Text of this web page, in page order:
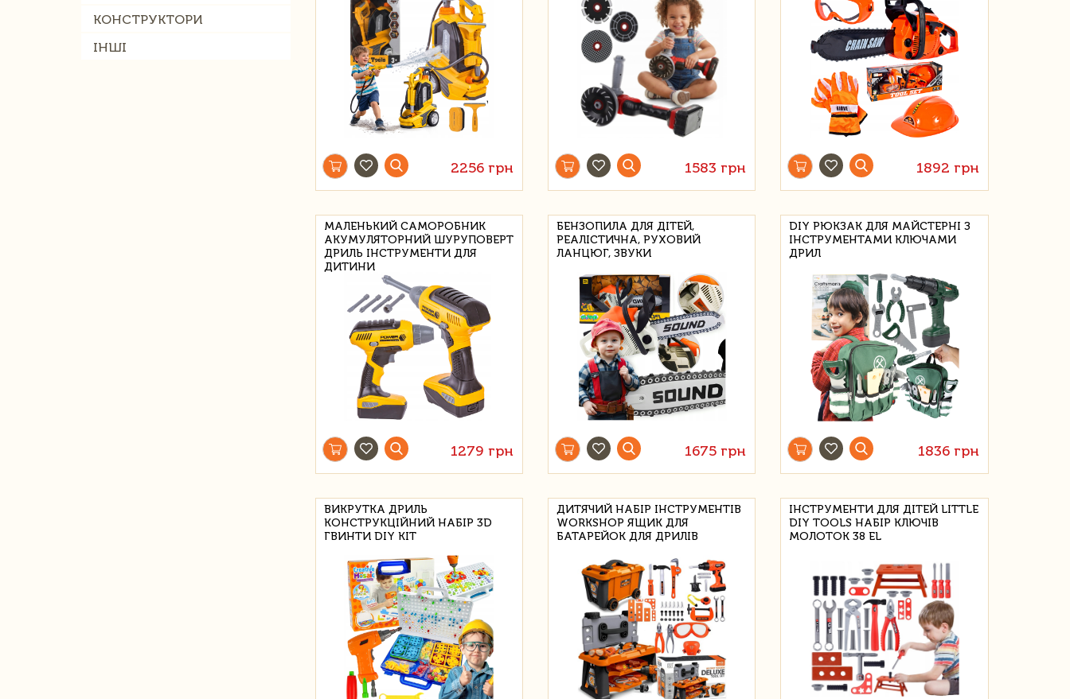
КОНСТРУКТОРИ
ІНШІ
2256 грн 1583 грн 1892 грн
МАЛЕНЬКИЙ САМОРОБНИК
АКУМУЛЯТОРНИЙ ШУРУПОВЕРТ
ДРИЛЬ ІНСТРУМЕНТИ ДЛЯ
ДИТИНИ
1279 грн
БЕНЗОПИЛА ДЛЯ ДІТЕЙ,
РЕАЛІСТИЧНА, РУХОВИЙ
ЛАНЦЮГ, ЗВУКИ
1675 грн
DIY РЮКЗАК ДЛЯ МАЙСТЕРНІ З
ІНСТРУМЕНТАМИ КЛЮЧАМИ
ДРИЛ
1836 грн
ВИКРУТКА ДРИЛЬ
КОНСТРУКЦІЙНИЙ НАБІР 3D
ГВИНТИ DIY KIT
ДИТЯЧИЙ НАБІР ІНСТРУМЕНТІВ
WORKSHOP ЯЩИК ДЛЯ
БАТАРЕЙОК ДЛЯ ДРИЛІВ
ІНСТРУМЕНТИ ДЛЯ ДІТЕЙ LITTLE
DIY TOOLS НАБІР КЛЮЧІВ
МОЛОТОК 38 EL